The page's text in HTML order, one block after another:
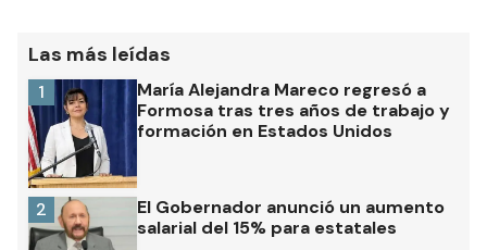
Las más leídas
María Alejandra Mareco regresó a
Formosa tras tres años de trabajo y
formación en Estados Unidos
1
El Gobernador anunció un aumento
salarial del 15% para estatales
2